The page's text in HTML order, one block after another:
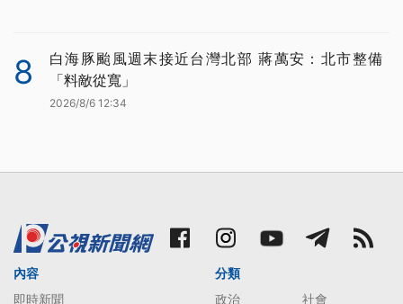
8
白海豚颱風週末接近台灣北部 蔣萬安：北市整備
「料敵從寬」
2026/8/6 12:34
內容
即時新聞
分類
政治
社會